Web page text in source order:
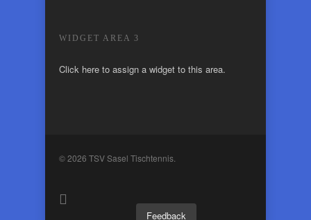
WIDGET AREA 3
Click here to assign a widget to this area.
© 2026 TSV Sasel Tischtennis.
Feedback